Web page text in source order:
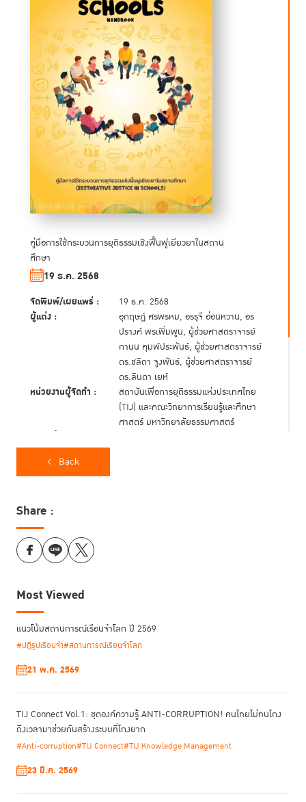
คู่มือการใช้กระบวนการยุติธรรมเชิงฟื้นฟูเยียวยาในสถาน
ศึกษา
19 ธ.ค. 2568
จัดพิมพ์/เผยแพร่ : 19 ธ.ค. 2568
ผู้แต่ง :
อุกฤษฎ์ ศรพรหม, อรรุจี อ่อนหวาน, อร
ปรางค์ พรเพิ่มพูน, ผู้ช่วยศาสตราจารย์
กานน คุมพ์ประพันธ์, ผู้ช่วยศาสตราจารย์
ดร.ชลิดา จูงพันธ์, ผู้ช่วยศาสตราจารย์
ดร.ลินดา เยห์
หน่วยงานผู้จัดทำ :
สถาบันเพื่อการยุติธรรมแห่งประเทศไทย
(TIJ) และคณะวิทยาการเรียนรู้และศึกษา
ศาสตร์ มหาวิทยาลัยธรรมศาสตร์
Back
Share :
Most Viewed
แนวโน้มสถานการณ์เรือนจำโลก ปี 2569
#ปฏิรูปเรือนจำ#สถานการณ์เรือนจำโลก
21 พ.ค. 2569
TIJ Connect Vol.1: ชุดองค์ความรู้ ANTI-CORRUPTION! คนไทยไม่ทนโกง
ถึงเวลามาช่วยกันสร้างระบบที่โกงยาก
#Anti-corruption#TIJ Connect#TIJ Knowledge Management
23 มี.ค. 2569